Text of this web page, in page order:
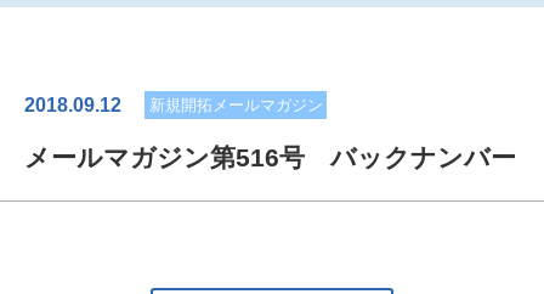
2018.09.12 新規開拓メールマガジン
メールマガジン第516号 バックナンバー